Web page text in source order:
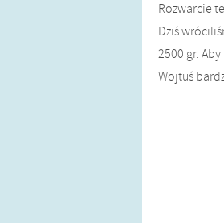
Rozwarcie
Dziś
2500 gr.
Wojtuś